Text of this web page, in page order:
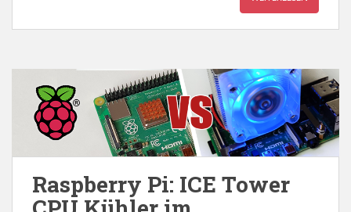
Raspberry Pi: ICE Tower